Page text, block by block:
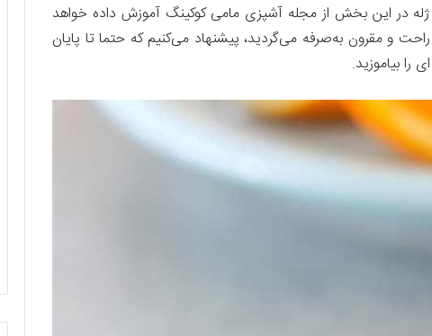
ژله در این بخش از مجله آشپزی مامی کوکینگ آموزش داده خواهد
و مقرون به‌صرفه می‌گردید، پیشنهاد می‌کنیم که حتما تا پایان
را بیاموزید.